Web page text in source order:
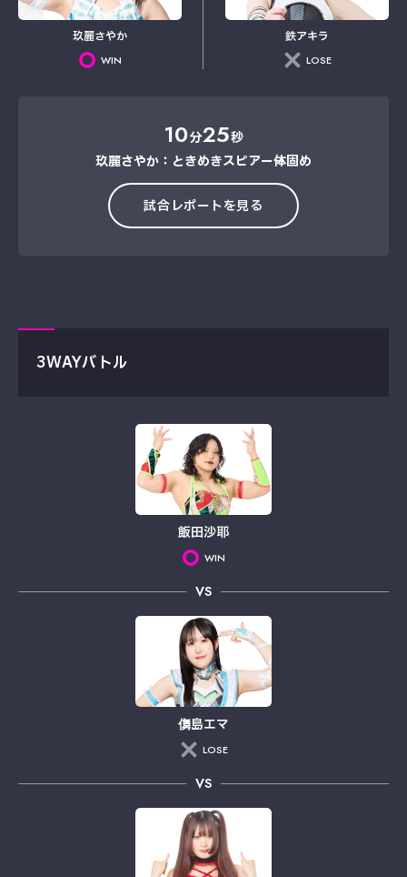
玖麗さやか
WIN
鉄アキラ
LOSE
10分25秒
玖麗さやか：ときめきスピアー→体固め
試合レポートを見る
3WAYバトル
飯田沙耶
WIN
VS
儛島エマ
LOSE
VS